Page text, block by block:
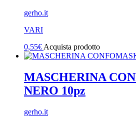
gerho.it
VARI
0,55€Acquista prodotto
MASCHERINA
NERO 10pz
gerho.it